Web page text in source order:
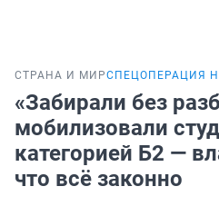
СТРАНА И МИРСПЕЦОПЕРАЦИЯ
«Забирали без
мобилизовали
категорией Б2 —
что всё законно